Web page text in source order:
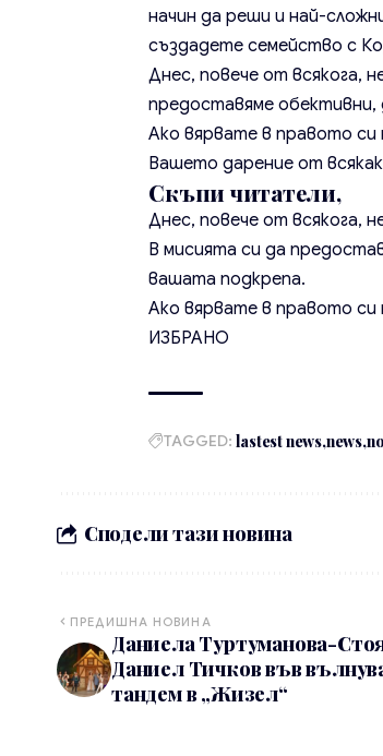
начин да реши и най-
създадете семейство с
Днес, повече от всякога,
предоставяме обективни,
Ако вярвате в правото си
Вашето дарение от
Скъпи читатели,
Днес, повече от всякога,
В мисията си да
вашата подкрепа.
Ако вярвате в правото си
ИЗБРАНО
TAGGED: lastest news news
Сподели тази новина
ПРЕДИШНА НОВИНА
Даниела Туртуманова-
Даниел Тичков във
тандем в „Жизел“